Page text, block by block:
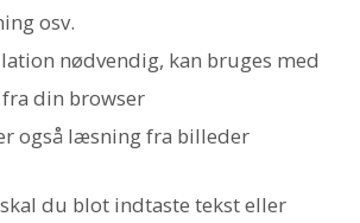
osv.
nødvendig, kan bruges med
din browser
også læsning fra billeder
du blot indtaste tekst eller